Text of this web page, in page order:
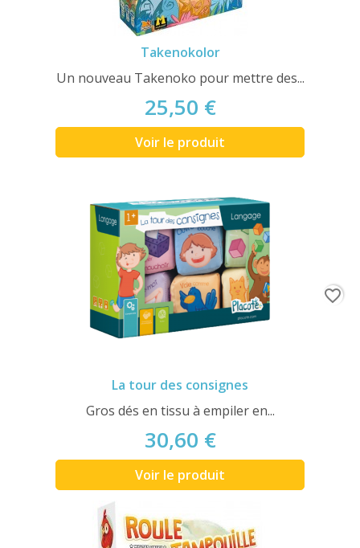
Takenokolor
Un nouveau Takenoko pour mettre des...
25,50 €
Voir le produit
La tour des consignes
Gros dés en tissu à empiler en...
30,60 €
Voir le produit
favorite_border